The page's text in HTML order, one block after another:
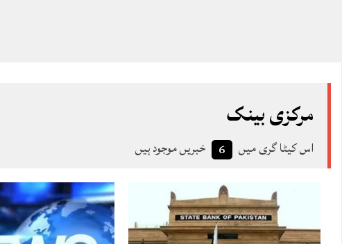
مرکزی بینک
اس کیٹا گری میں 6 خبریں موجود ہیں